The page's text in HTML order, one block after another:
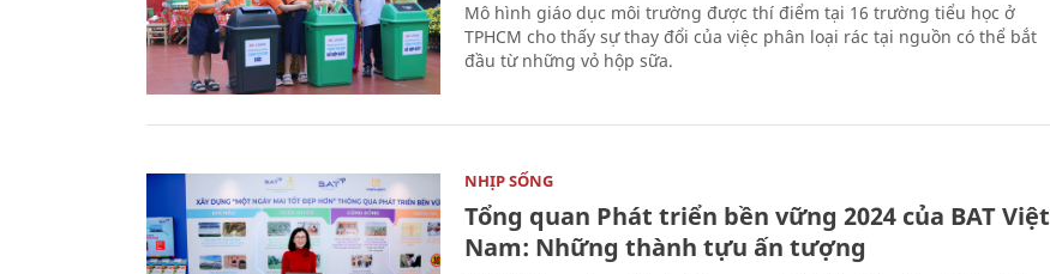
Mô hình giáo dục môi trường được thí điểm tại 16 trường tiểu học ở
TPHCM cho thấy sự thay đổi của việc phân loại rác tại nguồn có thể bắt
đầu từ những vỏ hộp sữa.
NHỊP SỐNG
Tổng quan Phát triển bền vững 2024 của BAT Việt
Nam: Những thành tựu ấn tượng